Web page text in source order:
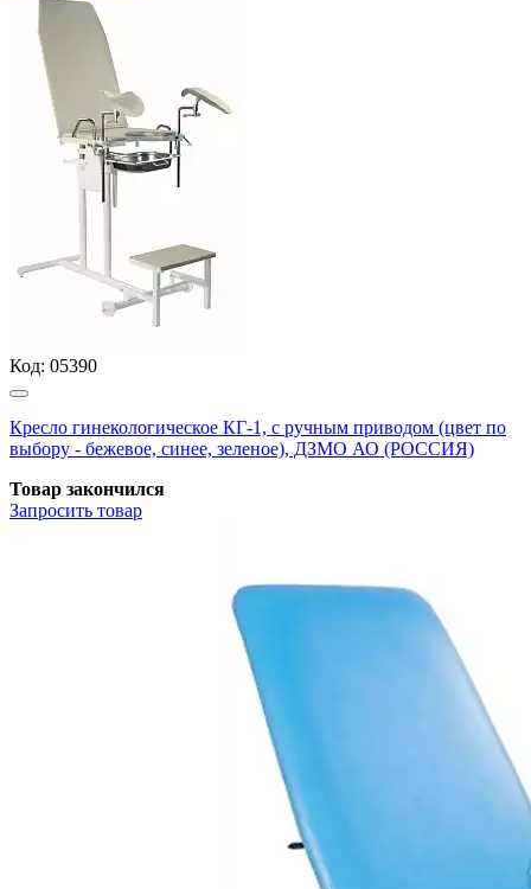
Код: 05390
Кресло гинекологическое КГ-1, с ручным приводом (цвет по
выбору - бежевое, синее, зеленое), ДЗМО АО (РОССИЯ)
Товар закончился
Запросить товар